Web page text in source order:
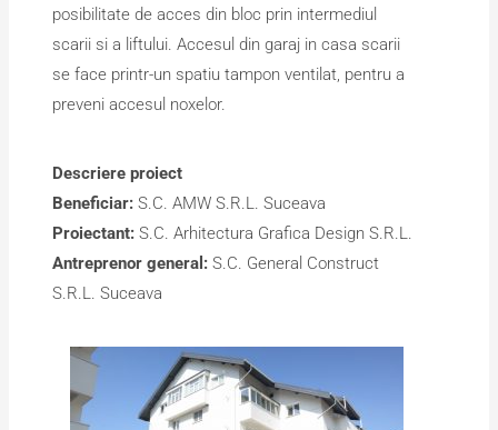
posibilitate de acces din bloc prin intermediul
scarii si a liftului. Accesul din garaj in casa scarii
se face printr-un spatiu tampon ventilat, pentru a
preveni accesul noxelor.
Descriere proiect
Beneficiar: S.C. AMW S.R.L. Suceava
Proiectant: S.C. Arhitectura Grafica Design S.R.L.
Antreprenor general: S.C. General Construct
S.R.L. Suceava